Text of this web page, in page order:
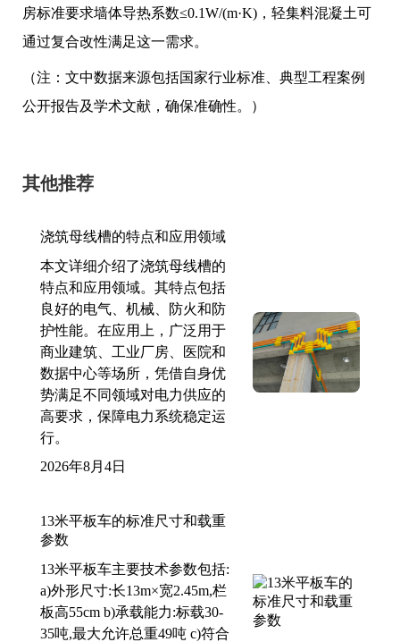
房标准要求墙体导热系数≤0.1W/(m·K)，轻集料混凝土可
通过复合改性满足这一需求。
（注：文中数据来源包括国家行业标准、典型工程案例
公开报告及学术文献，确保准确性。）
其他推荐
浇筑母线槽的特点和应用领域
本文详细介绍了浇筑母线槽的
特点和应用领域。其特点包括
良好的电气、机械、防火和防
护性能。在应用上，广泛用于
商业建筑、工业厂房、医院和
数据中心等场所，凭借自身优
势满足不同领域对电力供应的
高要求，保障电力系统稳定运
行。
2026年8月4日
13米平板车的标准尺寸和载重
参数
13米平板车主要技术参数包括:
a)外形尺寸:长13m×宽2.45m,栏
板高55cm b)承载能力:标载30-
35吨,最大允许总重49吨 c)符合